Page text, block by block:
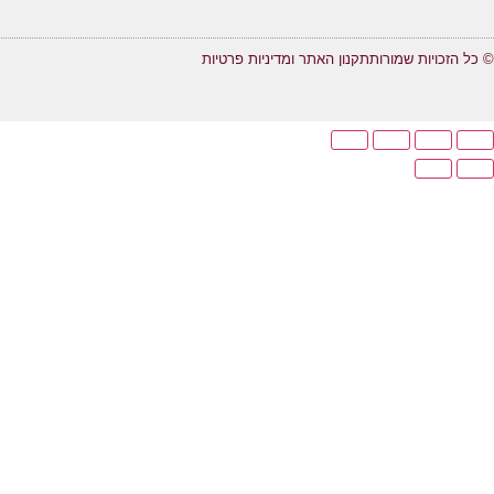
© כל הזכויות שמורותתקנון האתר ומדיניות פרטיות